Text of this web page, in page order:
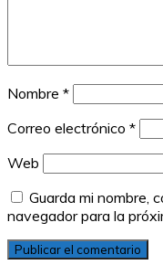
Nombre *
Correo electrónico *
Web
Guarda mi nombre,
navegador para la